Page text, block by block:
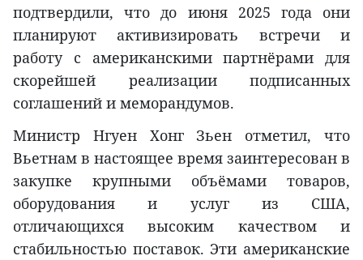
подтвердили, что до июня 2025 года они
планируют активизировать встречи и
работу с американскими партнёрами для
скорейшей реализации подписанных
соглашений и меморандумов.
Министр Нгуен Хонг Зьен отметил, что
Вьетнам в настоящее время заинтересован в
закупке крупными объёмами товаров,
оборудования и услуг из США,
отличающихся высоким качеством и
стабильностью поставок. Эти американские